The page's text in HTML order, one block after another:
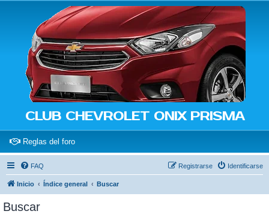
CLUB CHEVROLET ONIX PRISMA
Reglas del foro(Opens a new tab)
FAQ Identificarse
Registrarse
Inicio Índice general Buscar
Buscar